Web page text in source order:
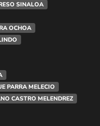
SINALOA
OCHOA
PARRA MELECIO
CASTRO MELENDREZ